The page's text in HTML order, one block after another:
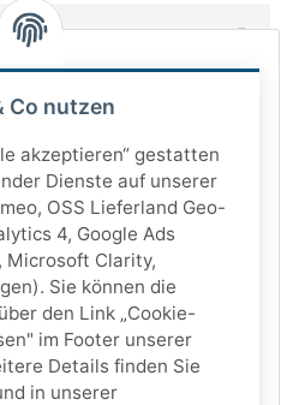
Co nutzen
akzeptieren“ gestatten
Dienste auf unserer
OSS Lieferland Geo-
4, Google Ads
Microsoft Clarity,
Sie können die
den Link „Cookie-
im Footer unserer
Details finden Sie
in unserer